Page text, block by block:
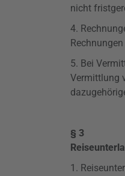
nicht
4.
5. Bei
Vermittlung
§ 3
1.